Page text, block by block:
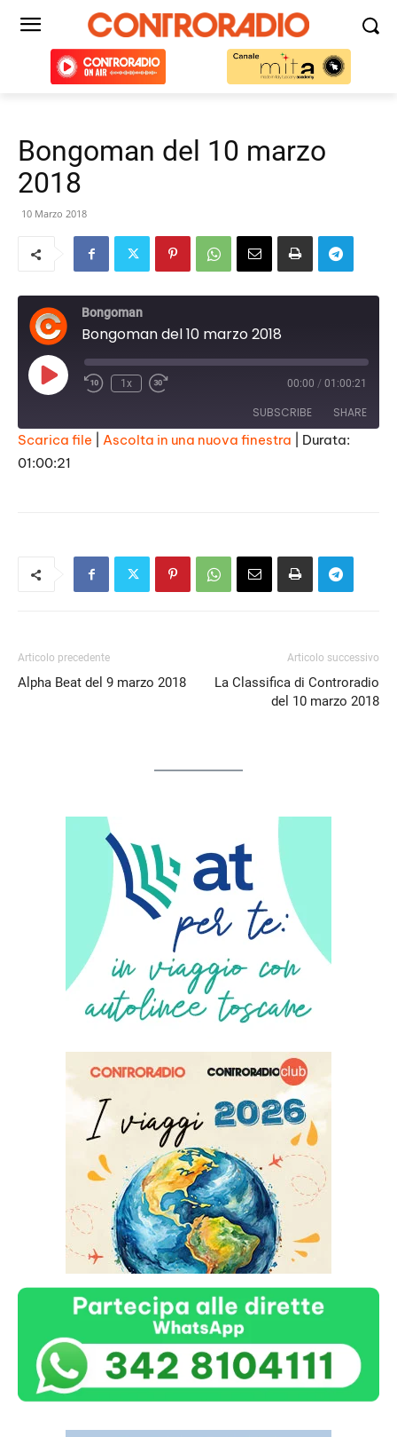
Bongoman del 10 marzo
2018
10 Marzo 2018
Bongoman
Bongoman del 10 marzo 2018
Play
Episode
1x 00:00 / 01:00:21
SUBSCRIBE SHARE
SHARE
Scarica file Ascolta in una nuova finestra
Durata:
01:00:21
Articolo precedente
Alpha Beat del 9 marzo 2018
Articolo successivo
La Classifica di Controradio
del 10 marzo 2018